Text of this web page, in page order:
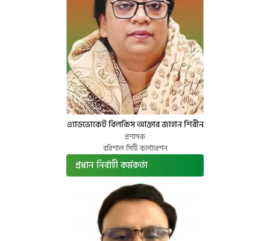
এ্যাডভোকেট বিলকিস আক্তার জাহান শিরীন
প্রশাসক
বরিশাল সিটি কর্পোরেশন
প্রধান নির্বাহী কর্মকর্তা